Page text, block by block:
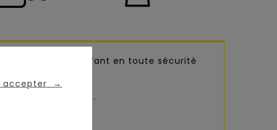
accepter →
promène votre enfant en toute sécurité
en balades...